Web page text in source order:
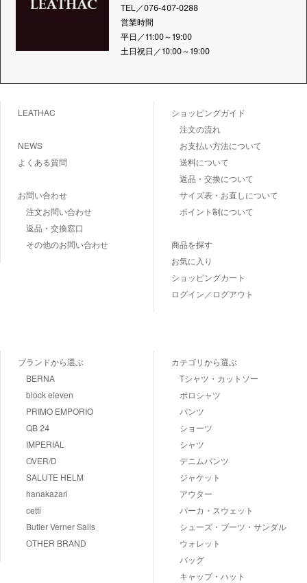
TEL／076-407-0288
営業時間
平日／11:00～19:00
土日祝日／10:00～19:00
LEATHAC
NEWS
よくある質問
お問い合わせ
注文お問い合わせ
返品・交換窓口
その他のお問い合わせ
ショッピングガイド
注文の流れ
お支払い方法について
送料について
返品・交換について
サイズ表・お直しについて
ポイント制について
商品を探す
お気に入り
ショッピングカート
ログイン／ログアウト
ブランドから選ぶ
BERNA
block eleven
PRIMO EMPORIO
QB 24
IMPERIAL
OVER/D
SALUTE HELM
hanakazari
cetti
Butler Verner Sails
OTHER BRAND
カテゴリから選ぶ
Tシャツ・カットソー
ポロシャツ
パンツ
ショーツ
シャツ
デニムパンツ
ジャケット
アウター
パーカ・スウェット
シューズ・ブーツ・サンダル
ウォレット
バッグ
キャップ・ハット